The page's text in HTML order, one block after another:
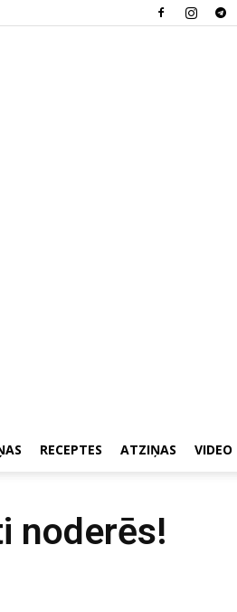
RECEPTES ATZIŅAS VIDEO
noderēs!